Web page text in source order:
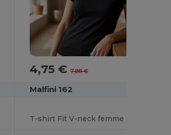
4,75 €7,88 €
Malfini 162
T-shirt Fit V-neck femme